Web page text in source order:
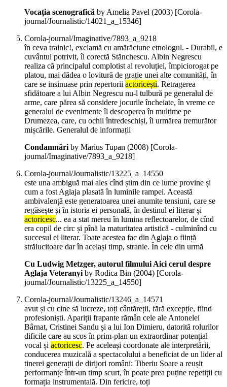
Vocația scenografică by Amelia Pavel (2003) [Corola-
journal/Journalistic/14021_a_15346]
Corola-journal/Imaginative/7893_a_9218
în ceva trainic!, exclamă cu amărăciune etnologul. - Durabil, e
cuvântul potrivit, îl corectă Stănchescu. Albin Negrescu
realiza că principalul complotist al revoluției, împiciorogat pe
platou, mai dădea o lovitură de grație unei alte comunități, în
care se insinuase prin repertorii actoricești. Retragerea
sfidătoare a lui Albin Negrescu nu-l tulbură pe generalul de
arme, care părea să considere jocurile încheiate, în vreme ce
generalul de evenimente îl descoperea în mulțime pe
Drumezea, care, cu ochii întredeschiși, îi urmărea tremurător
mișcările. Generalul de informații
Condamnăriby Marius Tupan (2008) [Corola-
journal/Imaginative/7893_a_9218]
Corola-journal/Journalistic/13225_a_14550
este una ambiguă mai ales cînd știm din ce lume provine și
cum a fost Aglaja plasată în luminile rampei. Această
ambivalență este generatoarea unei anumite tensiuni, care se
regăsește și în istoria ei personală, în destinul ei literar și
actoricesc... ea a stat mereu în lumina reflectoarelor, de cînd
era copil de circ și pînă la maturitatea artistică - culminînd cu
succesul ei literar. Toate acestea fac din Aglaja o ființă
strălucitoare dar în același timp, stranie. În cele din urmă
Cu Ludwig Metzger, autorul filmului Aici cerul despre
Aglaja Veteranyiby Rodica Bin (2004) [Corola-
journal/Journalistic/13225_a_14550]
Corola-journal/Journalistic/13246_a_14571
avut și cu cine să lucreze, toți cântăreții, fără excepție, fiind
profesioniști. Apariții frapante rămân cele ale Antonelei
Bârnat, Cristinei Sandu și a lui Ion Dimieru, datorită rolurilor
dificile care au scos în prim-plan un extraordinar potențial
vocal și actoricesc. Pe aceleași coordonate ale interpretării,
conducerea muzicală a spectacolului a beneficiat de un lider al
tinerei generații de dirijori români: Tiberiu Soare a reușit
performanțe într-un timp scurt, în poate prea puține repetiții cu
formația instrumentală. Din fericire, toți